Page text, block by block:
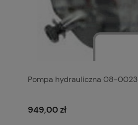
Pompa hydrauliczna 08-0023
949,00 zł